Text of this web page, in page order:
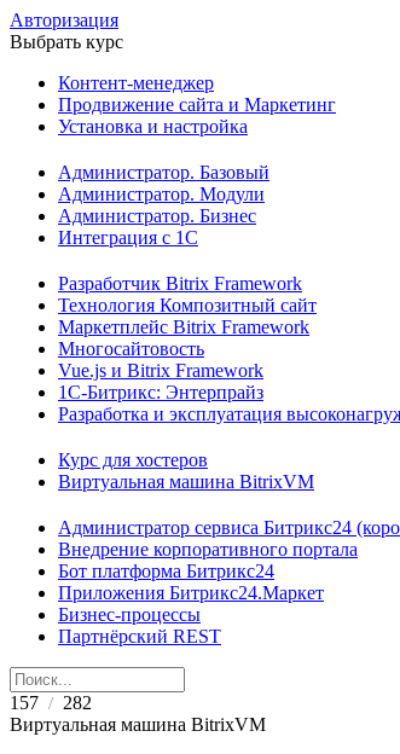
Авторизация
Выбрать курс
Контент-менеджер
Продвижение сайта и Маркетинг
Установка и настройка
Администратор. Базовый
Администратор. Модули
Администратор. Бизнес
Интеграция с 1С
Разработчик Bitrix Framework
Технология Композитный сайт
Маркетплейс Bitrix Framework
Многосайтовость
Vue.js и Bitrix Framework
1С-Битрикс: Энтерпрайз
Разработка и эксплуатация
Курс для хостеров
Виртуальная машина BitrixVM
Администратор сервиса Битрикс24
Внедрение корпоративного портала
Бот платформа Битрикс24
Приложения Битрикс24.Маркет
Бизнес-процессы
Партнёрский REST
157 / 282
Виртуальная машина BitrixVM